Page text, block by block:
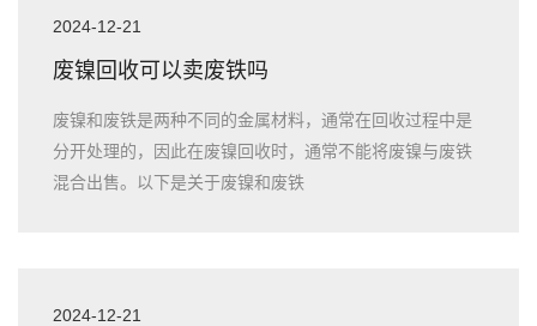
2024-12-21
废镍回收可以卖废铁吗
废镍和废铁是两种不同的金属材料，通常在回收过程中是
分开处理的，因此在废镍回收时，通常不能将废镍与废铁
混合出售。以下是关于废镍和废铁
2024-12-21